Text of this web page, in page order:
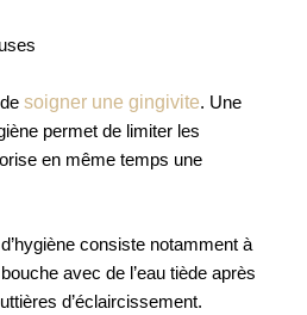
soigner une gingivite. Une
permet de limiter les
en même temps une
consiste notamment à
avec de l’eau tiède après
d’éclaircissement.